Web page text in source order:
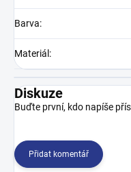
Barva:
Materiál :
Diskuze
Buďte první, kdo napíše
Přidat komentář